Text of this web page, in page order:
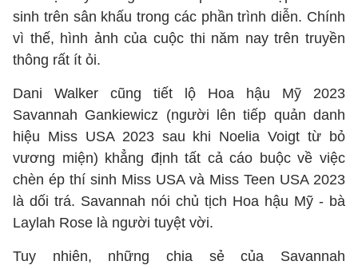
sinh trên sân khấu trong các phần trình diễn. Chính
vì thế, hình ảnh của cuộc thi năm nay trên truyền
thông rất ít ỏi.
Dani Walker cũng tiết lộ Hoa hậu Mỹ 2023
Savannah Gankiewicz (người lên tiếp quản danh
hiệu Miss USA 2023 sau khi Noelia Voigt từ bỏ
vương miện) khẳng định tất cả cáo buộc về việc
chèn ép thí sinh Miss USA và Miss Teen USA 2023
là dối trá. Savannah nói chủ tịch Hoa hậu Mỹ - bà
Laylah Rose là người tuyệt vời.
Tuy nhiên, những chia sẻ của Savannah